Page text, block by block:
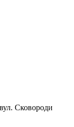
Сковороди